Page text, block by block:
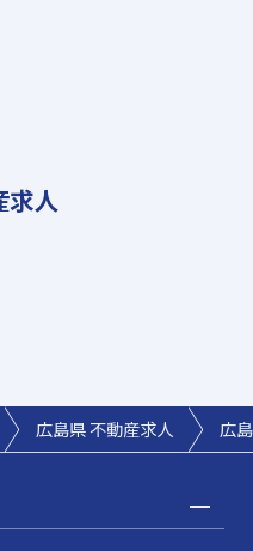
求人
広島県 不動産求人 広